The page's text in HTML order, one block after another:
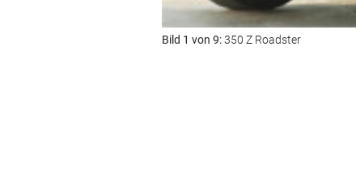
Bild 1 von 9:350 Z Roadster